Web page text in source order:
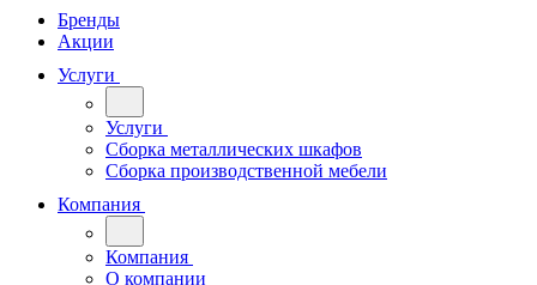
Бренды
Акции
Услуги
Услуги
Сборка металлических шкафов
Сборка производственной мебели
Компания
Компания
О компании